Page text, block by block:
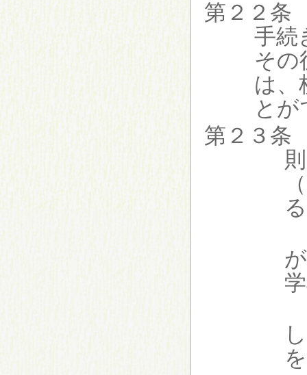
第２２条
手続
その
は、
とが
第２３条